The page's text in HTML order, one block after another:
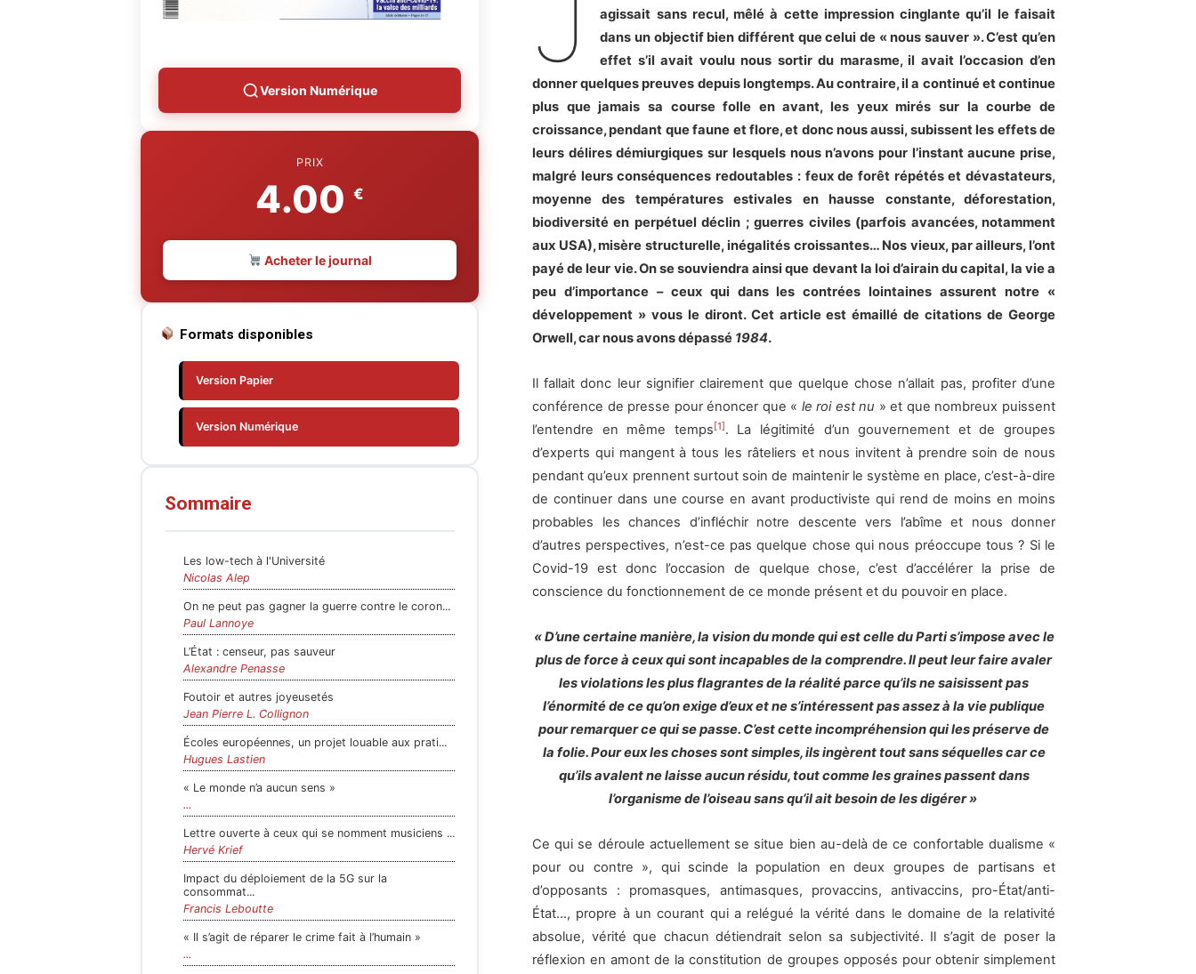
Version Numérique
PRIX
4.00 €
Acheter le journal
Formats disponibles
Version Papier
Version Numérique
Sommaire
Les low-tech à l'Université
Nicolas Alep
On ne peut pas gagner la guerre contre le coron...
Paul Lannoye
L’État : censeur, pas sauveur
Alexandre Penasse
Foutoir et autres joyeusetés
Jean Pierre L. Collignon
Écoles européennes, un projet louable aux prati...
Hugues Lastien
« Le monde n’a aucun sens »
...
Lettre ouverte à ceux qui se nomment musiciens ...
Hervé Krief
Impact du déploiement de la 5G sur la
consommat...
Francis Leboutte
« Il s’agit de réparer le crime fait à l’humain »
...
agissait sans recul, mêlé à cette impression cinglante qu’il le faisait
dans un objectif bien différent que celui de « nous sauver ». C’est qu’en
effet s’il avait voulu nous sortir du marasme, il avait l’occasion d’en
donner quelques preuves depuis longtemps. Au contraire, il a continué et continue
plus que jamais sa course folle en avant, les yeux mirés sur la courbe de
croissance, pendant que faune et flore, et donc nous aussi, subissent les effets de
leurs délires démiurgiques sur lesquels nous n’avons pour l’instant aucune prise,
malgré leurs conséquences redoutables : feux de forêt répétés et dévastateurs,
moyenne des températures estivales en hausse constante, déforestation,
biodiversité en perpétuel déclin ; guerres civiles (parfois avancées, notamment
aux USA), misère structurelle, inégalités croissantes… Nos vieux, par ailleurs, l’ont
payé de leur vie. On se souviendra ainsi que devant la loi d’airain du capital, la vie a
peu d’importance – ceux qui dans les contrées lointaines assurent notre «
développement » vous le diront. Cet article est émaillé de citations de George
Orwell, car nous avons dépassé 1984.
Il fallait donc leur signifier clairement que quelque chose n’allait pas, profiter d’une
conférence de presse pour énoncer que « le roi est nu » et que nombreux puissent
l’entendre en même temps[1]. La légitimité d’un gouvernement et de groupes
d’experts qui mangent à tous les râteliers et nous invitent à prendre soin de nous
pendant qu’eux prennent surtout soin de maintenir le système en place, c’est-à-dire
de continuer dans une course en avant productiviste qui rend de moins en moins
probables les chances d’infléchir notre descente vers l’abîme et nous donner
d’autres perspectives, n’est-ce pas quelque chose qui nous préoccupe tous ? Si le
Covid-19 est donc l’occasion de quelque chose, c’est d’accélérer la prise de
conscience du fonctionnement de ce monde présent et du pouvoir en place.
« D’une certaine manière, la vision du monde qui est celle du Parti s’impose avec le
plus de force à ceux qui sont incapables de la comprendre. Il peut leur faire avaler
les violations les plus flagrantes de la réalité parce qu’ils ne saisissent pas
l’énormité de ce qu’on exige d’eux et ne s’intéressent pas assez à la vie publique
pour remarquer ce qui se passe. C’est cette incompréhension qui les préserve de
la folie. Pour eux les choses sont simples, ils ingèrent tout sans séquelles car ce
qu’ils avalent ne laisse aucun résidu, tout comme les graines passent dans
l’organisme de l’oiseau sans qu’il ait besoin de les digérer »
Ce qui se déroule actuellement se situe bien au-delà de ce confortable dualisme «
pour ou contre », qui scinde la population en deux groupes de partisans et
d’opposants : promasques, antimasques, provaccins, antivaccins, pro-État/anti-
État…, propre à un courant qui a relégué la vérité dans le domaine de la relativité
absolue, vérité que chacun détiendrait selon sa subjectivité. Il s’agit de poser la
réflexion en amont de la constitution de groupes opposés pour obtenir simplement